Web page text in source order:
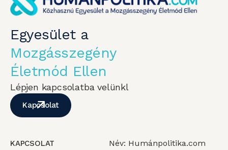
Egyesület a
Mozgásszegény
Életmód Ellen
Lépjen kapcsolatba velünkl
Kapcsolat
KAPCSOLAT
Név: Humánpolitika.com